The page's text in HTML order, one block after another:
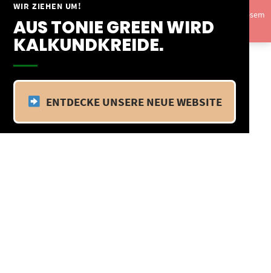
WIR ZIEHEN UM!
AUS TONIE GREEN WIRD
KALKUNDKREIDE.
ENTDECKE UNSERE NEUE WEBSITE
Springe
Inhalt
Vom 09.04.25 - 20.04.25 befinden wir uns im Betriebsurlaub. In diesem
Zeitraum findet kein Versand statt.Ausblenden